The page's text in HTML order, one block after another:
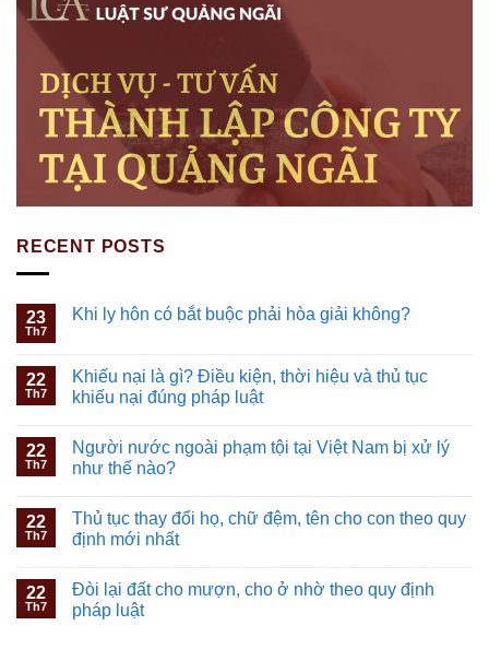
RECENT POSTS
23
Th7
Khi ly hôn có bắt buộc phải hòa giải không?
22
Th7
Khiếu nại là gì? Điều kiện, thời hiệu và thủ tục
khiếu nại đúng pháp luật
22
Th7
Người nước ngoài phạm tội tại Việt Nam bị xử lý
như thế nào?
22
Th7
Thủ tục thay đổi họ, chữ đệm, tên cho con theo quy
định mới nhất
22
Th7
Đòi lại đất cho mượn, cho ở nhờ theo quy định
pháp luật